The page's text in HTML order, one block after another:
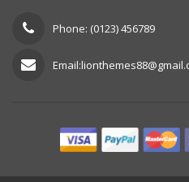
Phone: (0123) 456789